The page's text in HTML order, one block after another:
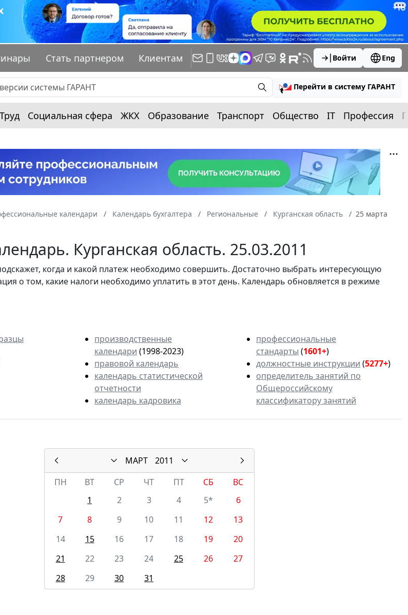
Стать партнером Клиентам Войти Eng
Перейти в систему ГАРАНТ
Труд Социальная сфера ЖКХ Образование Транспорт Общество IT Профессия
календари Календарь бухгалтера Региональные Курганская область
25 марта
Курганская область. 25.03.2011
когда и какой платеж необходимо совершить. Достаточно выбрать интересующую
о том, какие налоги необходимо уплатить в этот день. Календарь обновляется в режиме
производственные
календари (1998-2023)
правовой календарь
календарь статистической
отчетности
календарь кадровика
профессиональные
стандарты (1601+)
должностные инструкции (5277+)
определитель занятий по
Общероссийскому
классификатору занятий
МАРТ
2011
ПН
ВТ СР ЧТ ПТ СБ
ВС
1
2 3 4 5*
6
7
8 9 10 11 12
13
14
15 16 17 18 19
20
21
22 23 24 25 26
27
28
29 30 31